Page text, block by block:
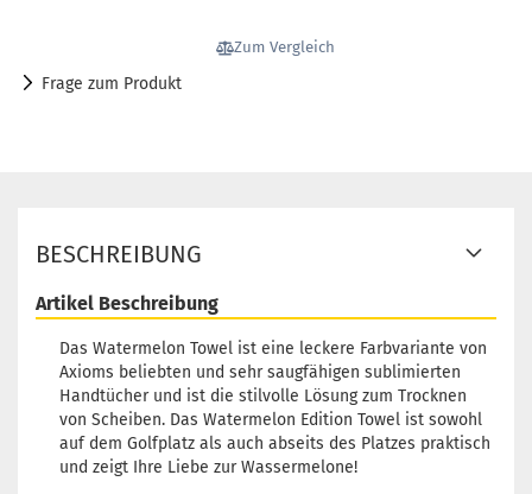
Zum Vergleich
Frage zum Produkt
BESCHREIBUNG
Artikel Beschreibung
Das Watermelon Towel ist eine leckere Farbvariante von
Axioms beliebten und sehr saugfähigen sublimierten
Handtücher und ist die stilvolle Lösung zum Trocknen
von Scheiben. Das Watermelon Edition Towel ist sowohl
auf dem Golfplatz als auch abseits des Platzes praktisch
und zeigt Ihre Liebe zur Wassermelone!